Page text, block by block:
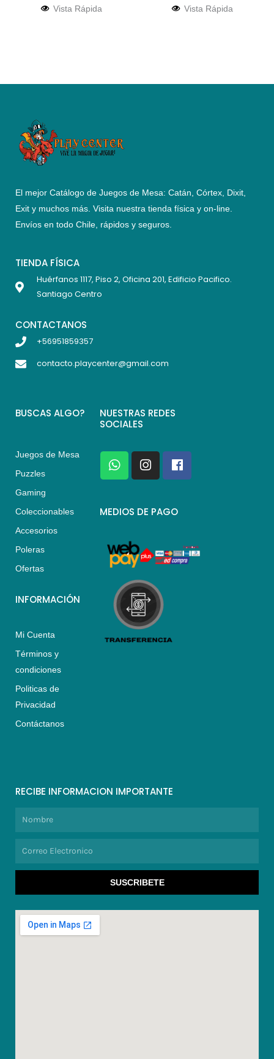
Vista Rápida Vista Rápida
El mejor Catálogo de Juegos de Mesa: Catán, Córtex, Dixit,
Exit y muchos más. Visita nuestra tienda física y on-line.
Envíos en todo Chile, rápidos y seguros
TIENDA FÍSICA
Huérfanos 1117, Piso 2, Oficina 201, Edificio Pacifico.
Santiago Centro
CONTACTANOS
+56951859357
contacto.playcenter@gmail.com
BUSCAS ALGO?
Juegos de Mesa
Puzzles
Gaming
Coleccionables
Accesorios
Poleras
Ofertas
INFORMACIÓN
Mi Cuenta
Términos y
condiciones
Politicas de
Privacidad
Contáctanos
NUESTRAS REDES
SOCIALES
W
h
a
s
p
I
n
s
a
a
m
F
a
c
b
k
MEDIOS DE PAGO
RECIBE INFORMACION IMPORTANTE
SUSCRIBETE